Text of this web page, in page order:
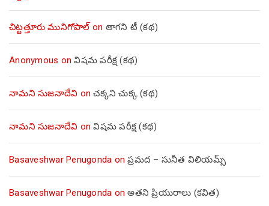
చిట్టత్తూరు మునిగోపాల్on తాగని టీ (కథ)
Anonymous onవిషమ పరీక్ష (క‌థ‌)
నామని సుజనాదేవి onచక్కని చుక్క (కథ)
నామని సుజనాదేవి onవిషమ పరీక్ష (క‌థ‌)
Basaveshwar Penugonda onప్రమద – సునీత విలియమ్స్
Basaveshwar Penugonda onఅతని ప్రియురాలు (కవిత)